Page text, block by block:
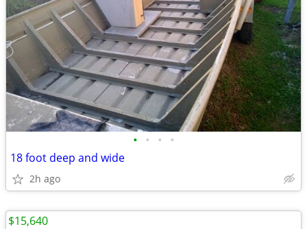
• • • •
18 foot deep and wide
2h ago
$15,640